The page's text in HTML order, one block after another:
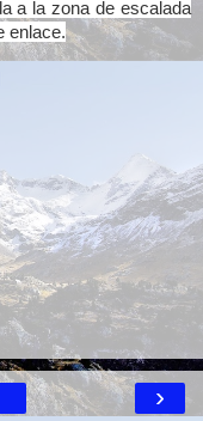
a la zona de escalada
enlace.
›